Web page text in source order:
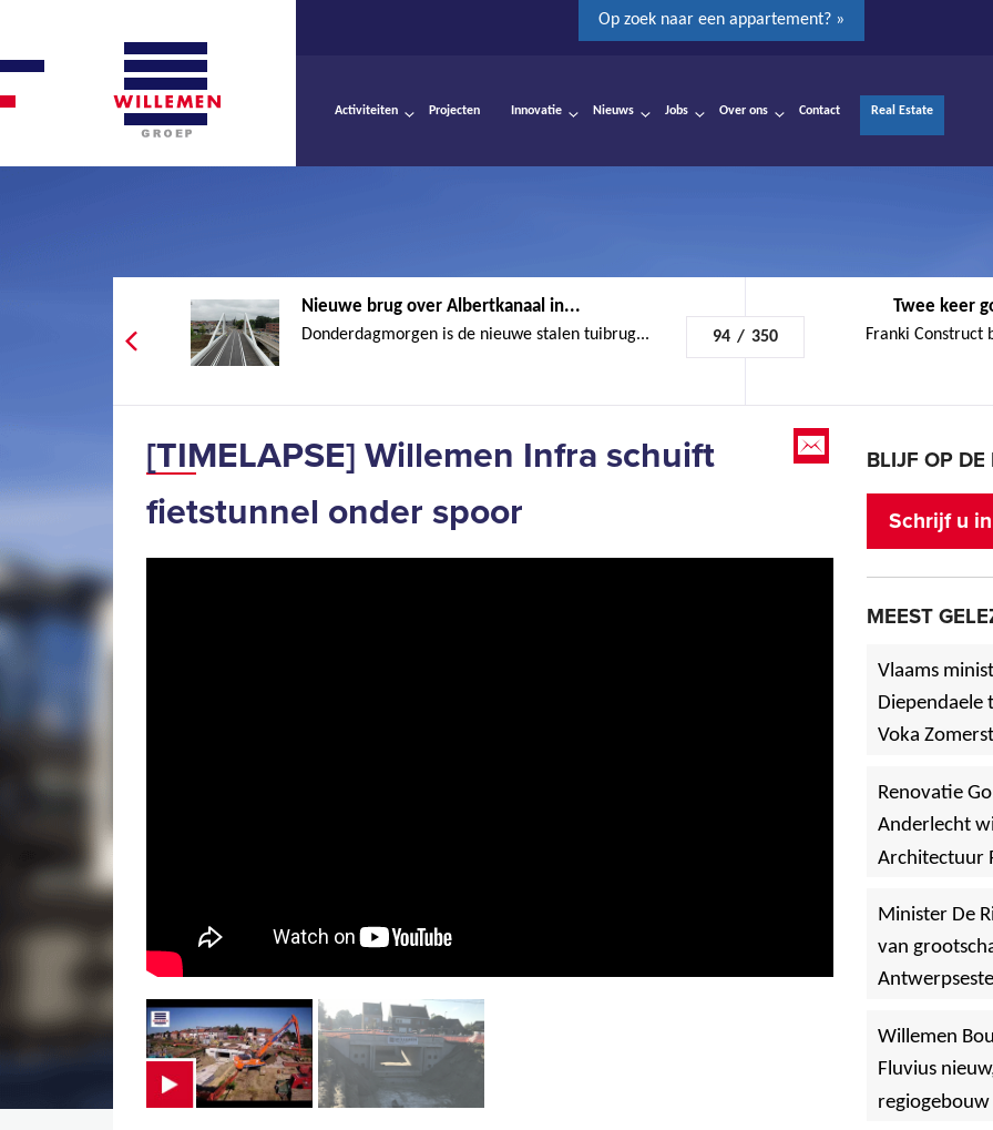
Op zoek naar een appartement? »
Activiteiten Projecten Innovatie Nieuws Jobs Over ons Contact Real Estate
Nieuwe brug over Albertkanaal in...
Donderdagmorgen is de nieuwe stalen tuibrug... 94 / 350
Twee keer
Franki Construct
[TIMELAPSE] Willemen Infra schuift
fietstunnel onder spoor
BLIJF OP DE
Schrijf u
MEEST
Vlaams
Voka
Renovatie
Anderlecht
Architectuur
Minister De
van
Willemen
Fluvius